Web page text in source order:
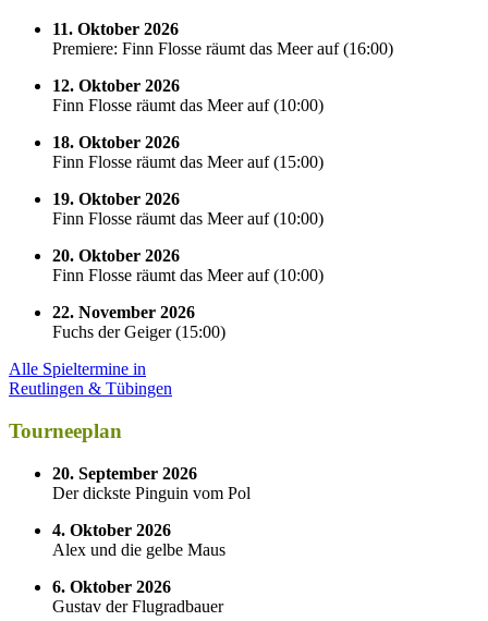
11. Oktober 2026
Premiere: Finn Flosse räumt das Meer auf(16:00)
12. Oktober 2026
Finn Flosse räumt das Meer auf(10:00)
18. Oktober 2026
Finn Flosse räumt das Meer auf(15:00)
19. Oktober 2026
Finn Flosse räumt das Meer auf(10:00)
20. Oktober 2026
Finn Flosse räumt das Meer auf(10:00)
22. November 2026
Fuchs der Geiger(15:00)
Alle Spieltermine in
Reutlingen & Tübingen
Tourneeplan
20. September 2026
Der dickste Pinguin vom Pol
4. Oktober 2026
Alex und die gelbe Maus
6. Oktober 2026
Gustav der Flugradbauer